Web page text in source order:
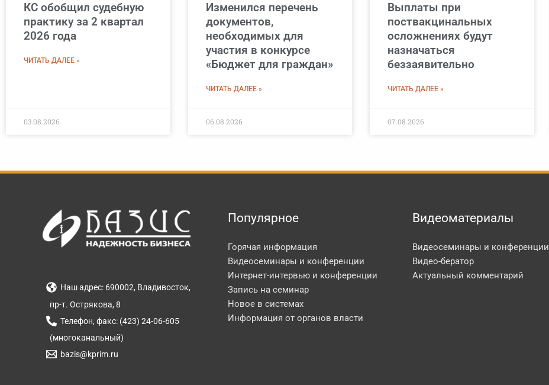
КС обобщил судебную
практику за 2 квартал
2026 года
ЧИТАТЬ ДАЛЕЕ »
03.08.2026
Изменился перечень
документов,
необходимых для
участия в конкурсе
«Бюджет для граждан»
ЧИТАТЬ ДАЛЕЕ »
06.08.2026
Выплаты при
поствакцинальных
осложнениях будут
назначаться
беззаявительно
ЧИТАТЬ ДАЛЕЕ »
07.08.2026
Наш адрес: 690002, Владивосток,
пр-т. Острякова, 8
Телефон, факс: (423) 24-06-605
(многоканальный)
bazis@kprim.ru
Популярное
Горячая информация
Видеосеминары и конференции
Интернет-интервью и конференции
Запись на семинар
Новое в системах
Информация от органов власти
Видеоматериалы
Видеосеминары и конференции
Видео-бератор
Актуальный комментарий